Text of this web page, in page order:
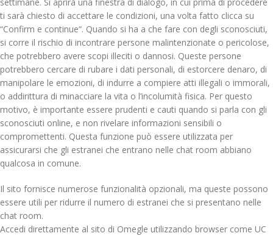
ti sarà chiesto di accettare le condizioni, una volta fatto clicca su
“Confirm e continue“. Quando si ha a che fare con degli sconosciuti,
si corre il rischio di incontrare persone malintenzionate o pericolose,
che potrebbero avere scopi illeciti o dannosi. Queste persone
potrebbero cercare di rubare i dati personali, di estorcere denaro, di
manipolare le emozioni, di indurre a compiere atti illegali o immorali,
o addirittura di minacciare la vita o l’incolumità fisica. Per questo
motivo, è importante essere prudenti e cauti quando si parla con gli
sconosciuti online, e non rivelare informazioni sensibili o
compromettenti. Questa funzione può essere utilizzata per
assicurarsi che gli estranei che entrano nelle chat room abbiano
qualcosa in comune.
Il sito fornisce numerose funzionalità opzionali, ma queste possono
essere utili per ridurre il numero di estranei che si presentano nelle
chat room.
Accedi direttamente al sito di Omegle utilizzando browser come UC